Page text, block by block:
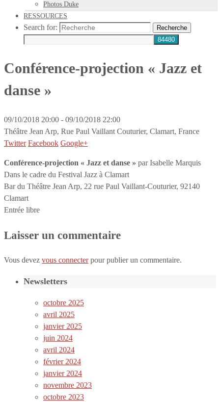
Photos Duke
RESSOURCES
Search for: Recherche
Conférence-projection « Jazz et
danse »
09/10/2018 20:00 - 09/10/2018 22:00
Théâtre Jean Arp, Rue Paul Vaillant Couturier, Clamart, France
Twitter Facebook Google+
Conférence-projection « Jazz et danse » par Isabelle Marquis
Dans le cadre du Festival Jazz à Clamart
Bar du Théâtre Jean Arp, 22 rue Paul Vaillant-Couturier, 92140
Clamart
Entrée libre
Laisser un commentaire
Vous devez vous connecterpour publier un commentaire.
Newsletters
octobre 2025
avril 2025
janvier 2025
juin 2024
avril 2024
février 2024
janvier 2024
novembre 2023
octobre 2023